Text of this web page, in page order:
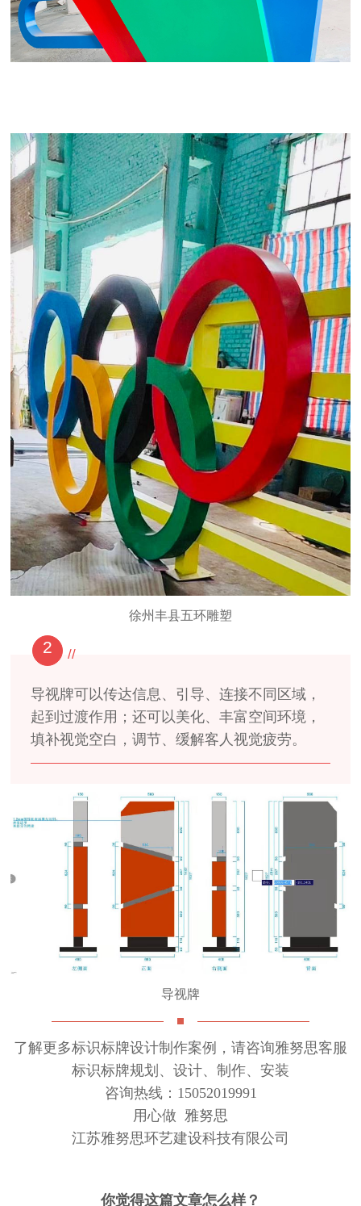
徐州丰县五环雕塑
2 //
导视牌可以传达信息、引导、连接不同区域，
起到过渡作用；还可以美化、丰富空间环境，
填补视觉空白，调节、缓解客人视觉疲劳。
导视牌
了解更多标识标牌设计制作案例，请咨询雅努思客服
标识标牌规划、设计、制作、安装
咨询热线：15052019991
用心做 雅努思
江苏雅努思环艺建设科技有限公司
你觉得这篇文章怎么样？